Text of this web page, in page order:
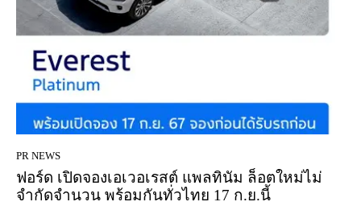
PR NEWS
ฟอร์ด เปิดจองเอเวอเรสต์ แพลทินัม ล็อตใหม่ไม่
จำกัดจำนวน พร้อมกันทั่วไทย 17 ก.ย.นี้